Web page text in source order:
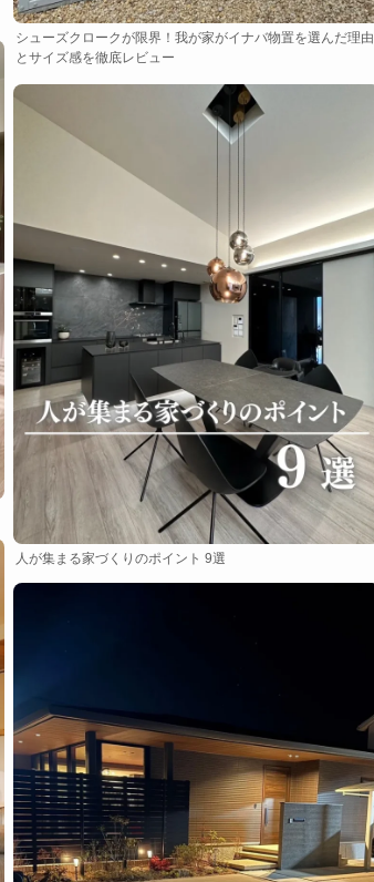
シューズクロークが限界！我が家がイナバ物置を選んだ理由
とサイズ感を徹底レビュー
人が集まる家づくりのポイント 9選